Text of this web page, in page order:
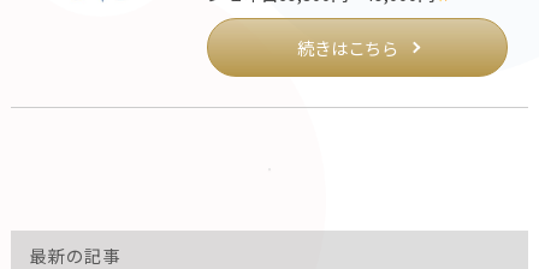
続きはこちら
最新の記事